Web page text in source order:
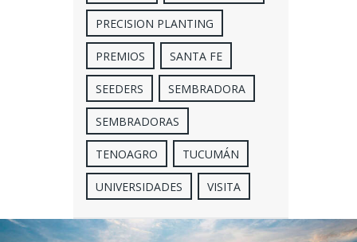
PRECISION PLANTING
PREMIOS SANTA FE
SEEDERS SEMBRADORA
SEMBRADORAS
TENOAGRO TUCUMÁN
UNIVERSIDADES VISITA